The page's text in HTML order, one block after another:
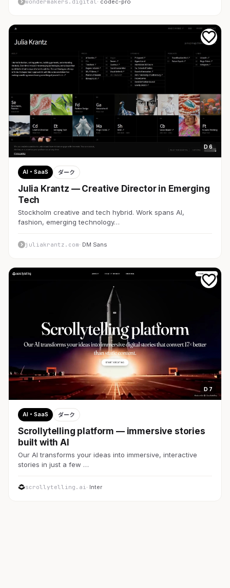
D 6
AI・SaaS ダーク
Julia Krantz — Creative Director in Emerging
Tech
Stockholm creative and tech hybrid. Work spans AI,
fashion, emerging technology…
juliakrantz.com· DM Sans
D 7
AI・SaaS ダーク
Scrollytelling platform — immersive stories
built with AI
Our AI transforms your ideas into immersive, interactive
stories in just a few …
scrollytelling.ai· Inter